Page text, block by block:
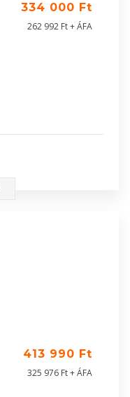
334 000 Ft
262 992 Ft + ÁFA
413 990 Ft
325 976 Ft + ÁFA